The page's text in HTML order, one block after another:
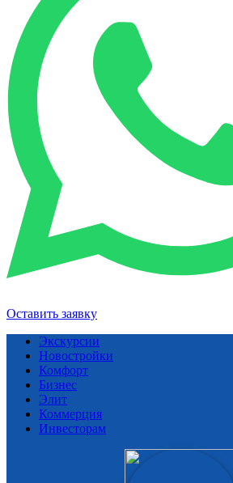
Оставить заявку
Экскурсии
Новостройки
Комфорт
Бизнес
Элит
Коммерция
Инвесторам